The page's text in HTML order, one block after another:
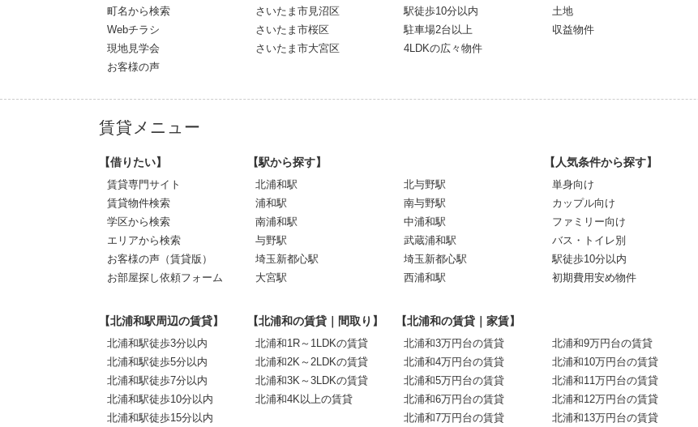
町名から検索
Webチラシ
現地見学会
お客様の声
さいたま市見沼区
さいたま市桜区
さいたま市大宮区
駅徒歩10分以内
駐車場2台以上
4LDKの広々物件
土地
収益物件
賃貸メニュー
【借りたい】
賃貸専門サイト
賃貸物件検索
学区から検索
エリアから検索
お客様の声（賃貸版）
お部屋探し依頼フォーム
【駅から探す】
北浦和駅
浦和駅
南浦和駅
与野駅
埼玉新都心駅
大宮駅
北与野駅
南与野駅
中浦和駅
武蔵浦和駅
埼玉新都心駅
西浦和駅
【人気条件から探す】
単身向け
カップル向け
ファミリー向け
バス・トイレ別
駅徒歩10分以内
初期費用安め物件
【北浦和駅周辺の賃貸】
北浦和駅徒歩3分以内
北浦和駅徒歩5分以内
北浦和駅徒歩7分以内
北浦和駅徒歩10分以内
北浦和駅徒歩15分以内
【北浦和の賃貸｜間取り】
北浦和1R～1LDKの賃貸
北浦和2K～2LDKの賃貸
北浦和3K～3LDKの賃貸
北浦和4K以上の賃貸
【北浦和の賃貸｜家賃】
北浦和3万円台の賃貸
北浦和4万円台の賃貸
北浦和5万円台の賃貸
北浦和6万円台の賃貸
北浦和7万円台の賃貸
北浦和9万円台の賃貸
北浦和10万円台の賃貸
北浦和11万円台の賃貸
北浦和12万円台の賃貸
北浦和13万円台の賃貸